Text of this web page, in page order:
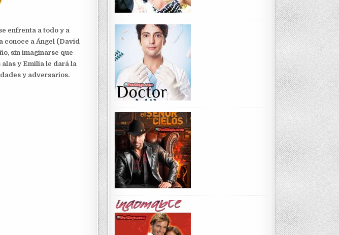
enfrenta a todo y a
conoce a Ángel (David
sin imaginarse que
alas y Emilia le dará la
y adversarios.